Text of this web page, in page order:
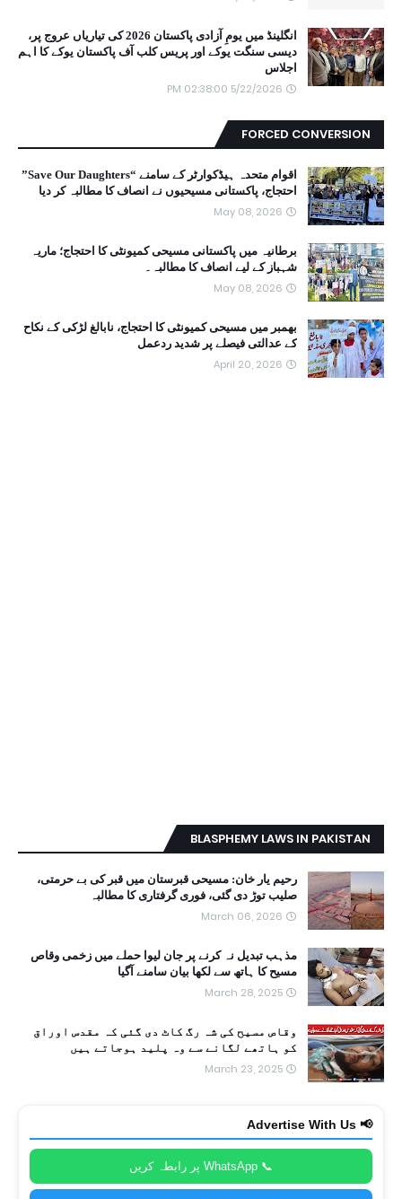
انگلینڈ میں یومِ آزادی پاکستان 2026 کی تیاریاں عروج پر،
دیسی سنگت یوکے اور پریس کلب آف پاکستان یوکے کا اہم
اجلاس
5/22/2026 02:38:00 PM
FORCED CONVERSION
اقوام متحدہ ہیڈکوارٹر کے سامنے “Save Our Daughters”
احتجاج، پاکستانی مسیحیوں نے انصاف کا مطالبہ کر دیا
May 08, 2026
برطانیہ میں پاکستانی مسیحی کمیونٹی کا احتجاج؛ ماریہ
شہباز کے لیے انصاف کا مطالبہ۔
May 08, 2026
بھمبر میں مسیحی کمیونٹی کا احتجاج، نابالغ لڑکی کے نکاح
کے عدالتی فیصلے پر شدید ردعمل
April 20, 2026
BLASPHEMY LAWS IN PAKISTAN
رحیم یار خان: مسیحی قبرستان میں قبر کی بے حرمتی،
صلیب توڑ دی گئی، فوری گرفتاری کا مطالبہ
March 06, 2026
مذہب تبدیل نہ کرنے پر جان لیوا حملے میں زخمی وقاص
مسیح کا ہاتھ سے لکھا بیان سامنے آگیا
March 28, 2025
وقاص مسیح کی شہ رگ کاٹ دی گئی کہ مقدس اوراق
کو ہاتھے لگانے سے وہ پلید ہوجاتے ہیں
March 23, 2025
📢 Advertise With Us
📞 WhatsApp پر رابطہ کریں